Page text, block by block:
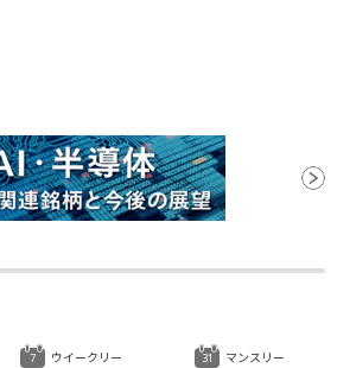
ウイークリー マンスリー